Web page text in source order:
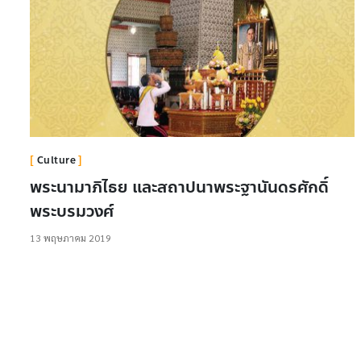
Culture
พระนามาภิไธย และสถาปนาพระฐานันดรศักดิ์
พระบรมวงศ์
13 พฤษภาคม 2019